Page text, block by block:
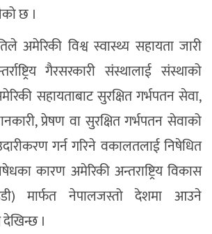
छ ।
अमेरिकी विश्व स्वास्थ्य सहायता जारी
गैरसरकारी संस्थालाई संस्थाको
सहायताबाट सुरक्षित गर्भपतन सेवा,
प्रेषण वा सुरक्षित गर्भपतन सेवाको
गर्न गरिने वकालतलाई निषेधित
कारण अमेरिकी अन्तराष्ट्रिय विकास
मार्फत नेपालजस्तो देशमा आउने
।